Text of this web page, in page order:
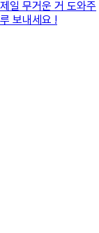
일 무거운 거 도와주
보내세요 !